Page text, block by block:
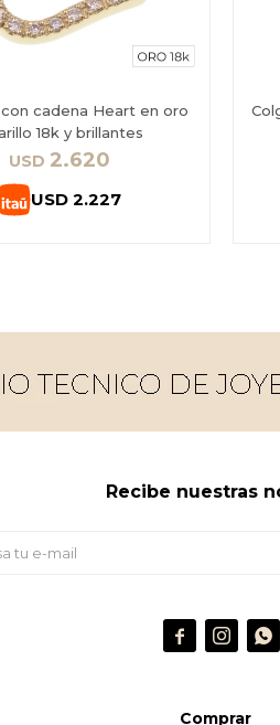
cadena Heart en oro
18k y brillantes
USD 2.620
USD 2.227
Comprar
Recibe nuestras
  